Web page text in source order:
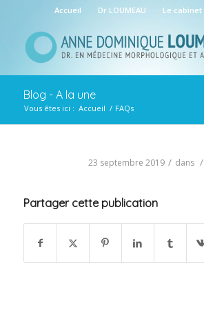
Accueil Dr LOUMEAU Le cabinet
Blog - A la une
Vous êtes ici : Accueil / FAQs
23 septembre 2019 / dans /
Partager cette publication